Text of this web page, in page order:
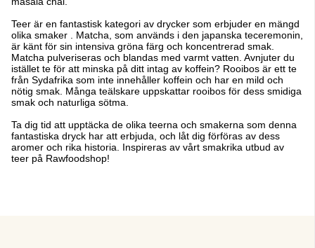
Teer är en fantastisk kategori av drycker som erbjuder en mängd
olika smaker . Matcha, som används i den japanska teceremonin,
är känt för sin intensiva gröna färg och koncentrerad smak.
Matcha pulveriseras och blandas med varmt vatten. Avnjuter du
istället te för att minska på ditt intag av koffein? Rooibos är ett te
från Sydafrika som inte innehåller koffein och har en mild och
nötig smak. Många teälskare uppskattar rooibos för dess smidiga
smak och naturliga sötma.
Ta dig tid att upptäcka de olika teerna och smakerna som denna
fantastiska dryck har att erbjuda, och låt dig förföras av dess
aromer och rika historia. Inspireras av vårt smakrika utbud av
teer på Rawfoodshop!